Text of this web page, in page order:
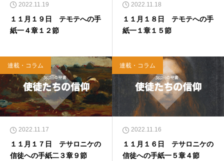
2022.11.19
１１月１９日 テモテへの手
紙一４章１２節
2022.11.18
１１月１８日 テモテへの手
紙一１章１５節
連載・コラム
2022.11.17
１１月１７日 テサロニケの
信徒への手紙二３章９節
連載・コラム
2022.11.16
１１月１６日 テサロニケの
信徒への手紙一５章４節